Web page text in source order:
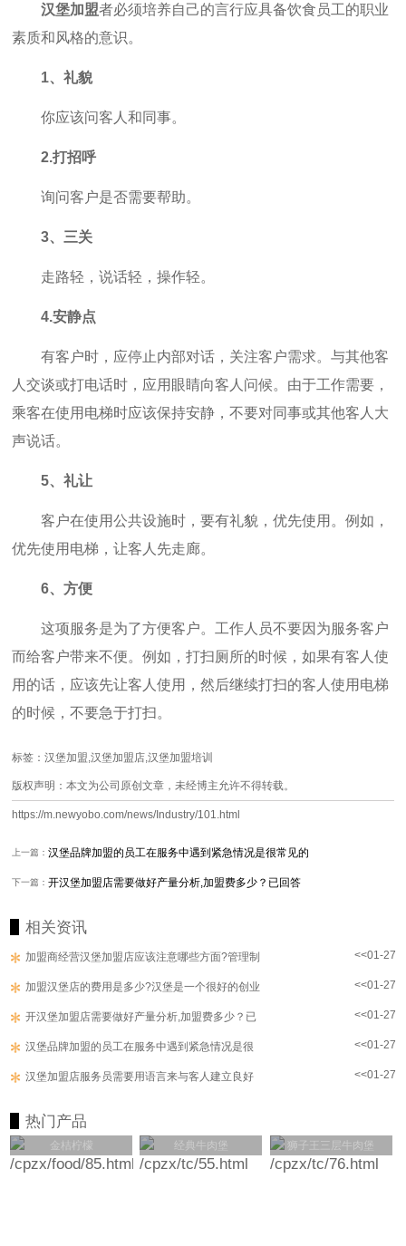
汉堡加盟者必须培养自己的言行应具备饮食员工的职业
素质和风格的意识。
1、礼貌
你应该问客人和同事。
2.打招呼
询问客户是否需要帮助。
3、三关
走路轻，说话轻，操作轻。
4.安静点
有客户时，应停止内部对话，关注客户需求。与其他客
人交谈或打电话时，应用眼睛向客人问候。由于工作需要，
乘客在使用电梯时应该保持安静，不要对同事或其他客人大
声说话。
5、礼让
客户在使用公共设施时，要有礼貌，优先使用。例如，
优先使用电梯，让客人先走廊。
6、方便
这项服务是为了方便客户。工作人员不要因为服务客户
而给客户带来不便。例如，打扫厕所的时候，如果有客人使
用的话，应该先让客人使用，然后继续打扫的客人使用电梯
的时候，不要急于打扫。
标签：汉堡加盟,汉堡加盟店,汉堡加盟培训
版权声明：本文为公司原创文章，未经博主允许不得转载。
https://m.newyobo.com/news/Industry/101.html
上一篇：汉堡品牌加盟的员工在服务中遇到紧急情况是很常见的
下一篇：开汉堡加盟店需要做好产量分析,加盟费多少？已回答
相关资讯
加盟商经营汉堡加盟店应该注意哪些方面?管理制 <<01-27
加盟汉堡店的费用是多少?汉堡是一个很好的创业 <<01-27
开汉堡加盟店需要做好产量分析,加盟费多少？已 <<01-27
汉堡品牌加盟的员工在服务中遇到紧急情况是很 <<01-27
汉堡加盟店服务员需要用语言来与客人建立良好 <<01-27
热门产品
金桔柠檬 经典牛肉堡 狮子王三层牛肉堡